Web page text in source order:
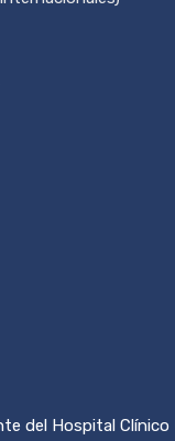
del Hospital Clínico